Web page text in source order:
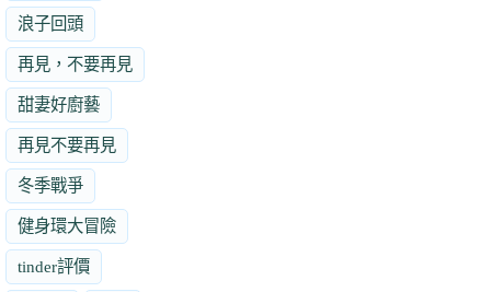
浪子回頭
再見，不要再見
甜妻好廚藝
再見不要再見
冬季戰爭
健身環大冒險
tinder評價